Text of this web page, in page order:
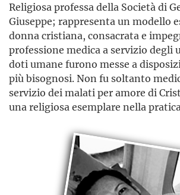
Religiosa professa della Società di
Giuseppe; rappresenta un modello
donna cristiana, consacrata e
professione medica a servizio degli
doti umane furono messe a
più bisognosi. Non fu soltanto
servizio dei malati per amore di
una religiosa esemplare nella